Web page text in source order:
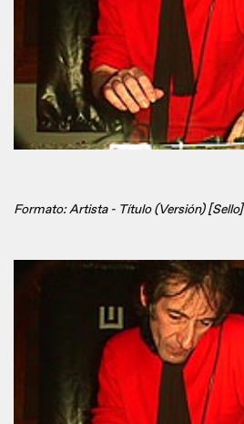
Formato: Artista - Título (Versión) [Sello]